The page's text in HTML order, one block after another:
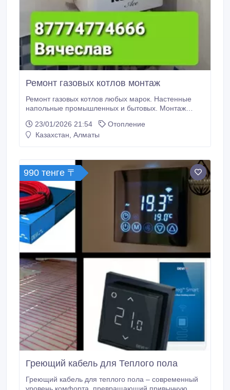
Ремонт газовых котлов монтаж
Ремонт газовых котлов любых марок. Настенные
напольные промышленных и бытовых. Монтаж
город пригород звоните рады Вам помочь Вячеслав
так же работает вацап.
23/01/2026 21:54
Отопление
Казахстан, Алматы
990 тенге 〒
Греющий кабель для Теплого пола
Греющий кабель для теплого пола – современный